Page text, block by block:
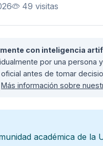
49 visitas
con inteligencia
por una persona
antes de tomar
Más información sobre
académica de la